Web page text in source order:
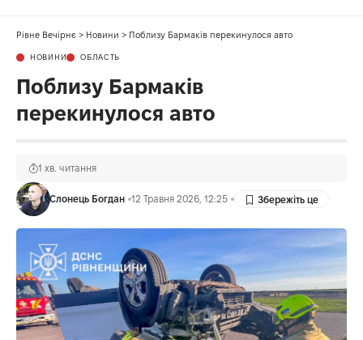
Рівне Вечірнє > Новини > Поблизу Бармаків перекинулося авто
НОВИНИ ОБЛАСТЬ
Поблизу Бармаків
перекинулося авто
Слонець Богдан 12 Травня 2026, 12:25
1 хв. читання